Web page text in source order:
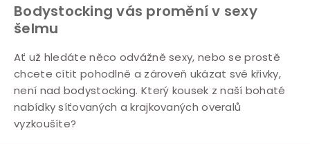
Bodystocking vás promění v sexy
šelmu
Ať už hledáte něco odvážně sexy, nebo se prostě
chcete cítit pohodlně a zároveň ukázat své křivky,
není nad bodystocking. Který kousek z naší bohaté
nabídky síťovaných a krajkovaných overalů
vyzkoušíte?